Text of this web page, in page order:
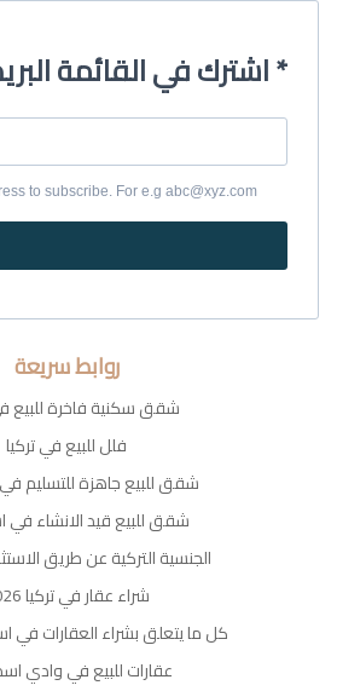
اشترك في القائمة البريدية *
to subscribe. For e.g abc@xyz.com
روابط سريعة
شقق سكنية فاخرة للبيع
فلل للبيع في تركيا
شقق للبيع جاهزة للتسليم
شقق للبيع قيد الانشاء في
الجنسية التركية عن طريق
شراء عقار في تركيا 2026
كل ما يتعلق بشراء العقارات في
عقارات للبيع في وادي